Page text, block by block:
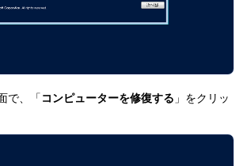
で、「コンピューターを修復する 」をクリッ